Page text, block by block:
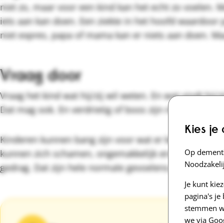
Kies je
Op
Je kunt
pagina's je
stemmen
we via
niet zo, maar voor een kind kan het echt zo voelen.
iets aan kan doen. Een ziekte in het hoofd
niet expres, papa of mama kan er niets aan doen.
Vraag door
Vraag het kind wat hij/zij wil weten. En wat vindt hij/
Dat mag ook. En verdrietig of boos zijn mag ook.
Kinderen kunnen bang zijn voor wat er komen gaat.
kunnen zich schamen, ongemakkelijk en
gedrag. Dat zijn hele normale gevoelens. Je hoeft ze